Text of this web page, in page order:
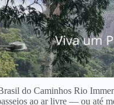
do Caminhos Rio
ao ar livre — ou até